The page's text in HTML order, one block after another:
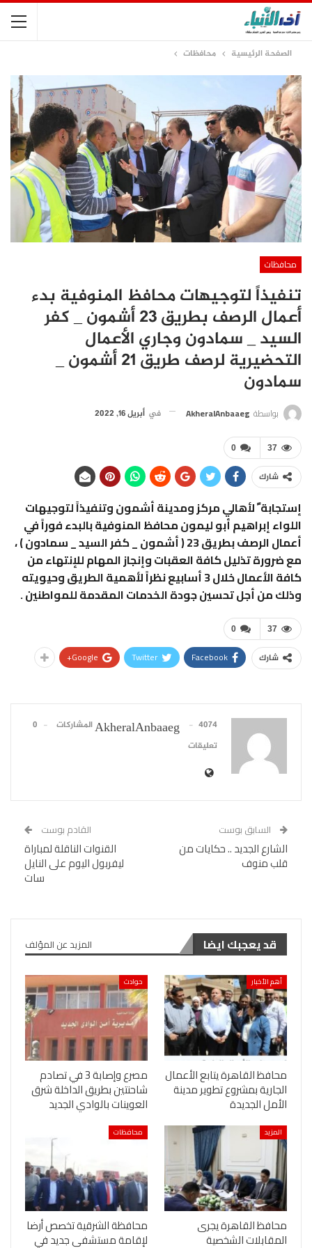
الصفحة الرئيسية محافظات
محافظات
تنفيذاً لتوجيهات محافظ المنوفية بدء
أعمال الرصف بطريق 23 أشمون _ كفر
السيد _ سمادون وجاري الأعمال
التحضيرية لرصف طريق 21 أشمون _
سمادون
بواسطة AkheralAnbaaeg في أبريل 16, 2022
0 37
شارك
إستجابة ً لأهالي مركز ومدينة أشمون وتنفيذاً لتوجيهات
اللواء إبراهيم أبو ليمون محافظ المنوفية بالبدء فوراً في
أعمال الرصف بطريق 23 ( أشمون _ كفر السيد _ سمادون ) ،
مع ضرورة تذليل كافة العقبات وإنجاز المهام للإنتهاء من
كافة الأعمال خلال 3 أسابيع نظراً لأهمية الطريق وحيويته
وذلك من أجل تحسين جودة الخدمات المقدمة للمواطنين .
0 37
شارك Facebook
Twitter
Google+
AkheralAnbaaeg 4074 المشاركات
0
تعليقات
السابق بوست
الشارع الجديد .. حكايات من
قلب منوف
القادم بوست
القنوات الناقلة لمباراة
ليفربول اليوم على النايل
سات
قد يعجبك ايضا المزيد عن المؤلف
أهم الأخبار
محافظ القاهرة يتابع الأعمال
الجارية بمشروع تطوير مدينة
الأمل الجديدة
حوادث
مصرع وإصابة 3 في تصادم
شاحنتين بطريق الداخلة شرق
العوينات بالوادي الجديد
المزيد
محافظ القاهرة يجرى
المقابلات الشخصية
محافظات
محافظة الشرقية تخصص أرضا
لإقامة مستشفى جديد في